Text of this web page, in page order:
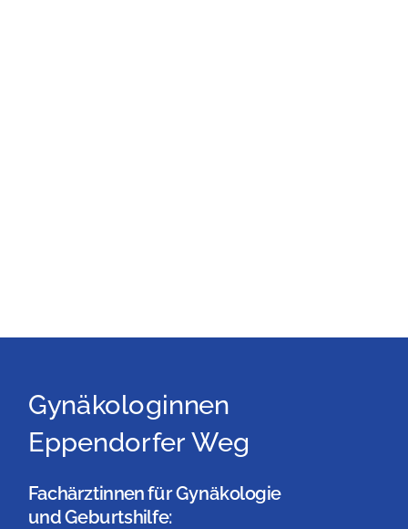
Gynäkologinnen
Eppendorfer Weg
Fachärztinnen für Gynäkologie
und Geburtshilfe: